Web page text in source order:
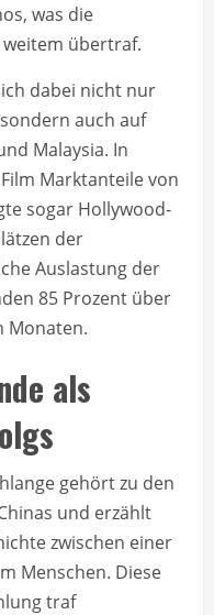
was die
übertraf.
dabei nicht nur
auch auf
Malaysia. In
Marktanteile von
sogar Hollywood-
der
Auslastung der
85 Prozent über
Monaten.
als
gehört zu den
und erzählt
zwischen einer
Menschen. Diese
traf